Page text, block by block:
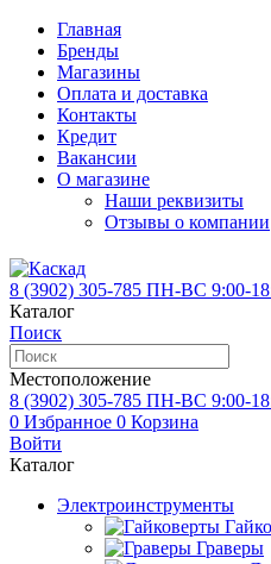
Главная
Бренды
Магазины
Оплата и доставка
Контакты
Кредит
Вакансии
О магазине
Наши реквизиты
Отзывы о компании
8 (3902) 305-785 ПН-ВС 9:00-
Каталог
Поиск
Местоположение
8 (3902) 305-785 ПН-ВС 9:00-
0 Избранное 0 Корзина
Войти
Каталог
Электроинструменты
Граверы